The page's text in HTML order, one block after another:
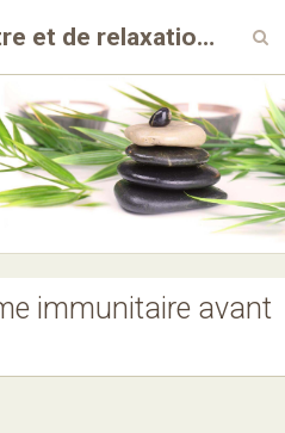
Centre de bien-être et de relaxation Au Coeur du geste
immunitaire avant